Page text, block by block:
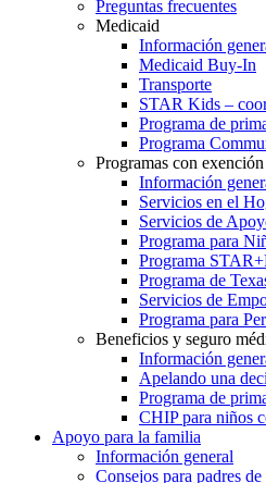
Preguntas frecuentes
Medicaid
Información
Medicaid Buy-In
Transporte
STAR Kids –
Programa de
Programa
Programas con exención
Información
Servicios en el
Servicios de
Programa para
Programa
Programa de
Servicios de
Programa para
Beneficios y seguro
Información
Apelando una
Programa de
CHIP para niños
Apoyo para la familia
Información general
Consejos para padres